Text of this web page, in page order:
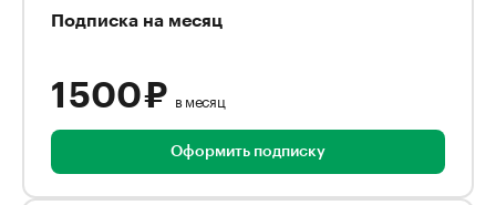
Подписка на месяц
1 500 ₽ в месяц
Оформить подписку